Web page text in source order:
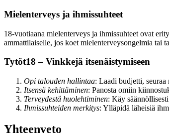
Mielenterveys ja ihmissuhteet
18-vuotiaana mielenterveys ja ihmissuhteet ovat
ammattilaiselle, jos koet mielenterveysongelmia tai
Tytöt18 – Vinkkejä itsenäistymiseen
Opi talouden hallintaa: Laadi budjetti, seuraa
Itsensä kehittäminen: Panosta omiin
Terveydestä huolehtiminen: Käy
Ihmissuhteiden merkitys: Ylläpidä läheisiä
Yhteenveto